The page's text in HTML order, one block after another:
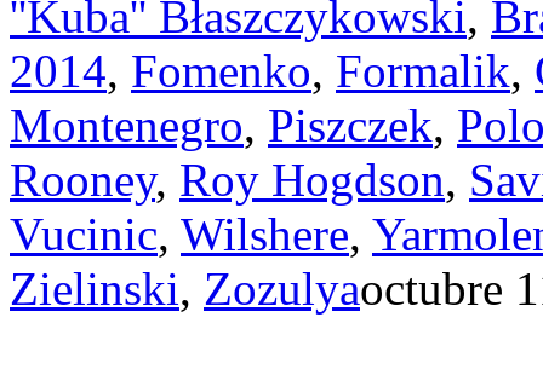
''Kuba'' Błaszczykowski,
2014, Fomenko, Formalik,
Montenegro, Piszczek,
Rooney, Roy Hogdson,
Vucinic, Wilshere,
Zielinski, Zozulyaoctubre